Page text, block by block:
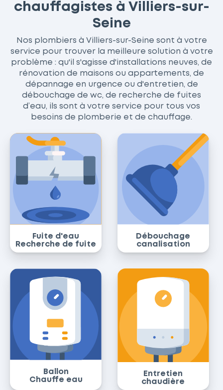
chauffagistes à Villiers-sur-
Seine
Nos plombiers à Villiers-sur-Seine sont à votre
service pour trouver la meilleure solution à votre
problème : qu'il s'agisse d'installations neuves, de
rénovation de maisons ou appartements, de
dépannage en urgence ou d'entretien, de
débouchage de wc, de recherche de fuites
d’eau, ils sont à votre service pour tous vos
besoins de plomberie et de chauffage.
Fuite d'eau
Recherche de fuite
Débouchage
canalisation
Ballon
Chauffe eau
Entretien
chaudière